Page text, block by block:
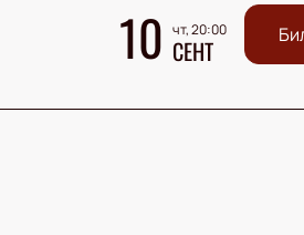
10 чт, 20:00
СЕНТ